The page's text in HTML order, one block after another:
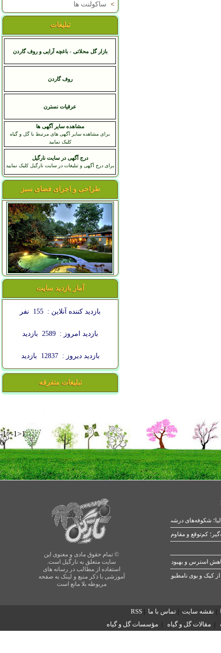
> ساکولنت ها
تبلیغات
بازار گل محلاتی - باغچه آرایی و روف گاردن
روف گاردن
عرقيات نسترن
مشاهده سایر آگهی ها
برای مشاهده سایر آگهی های مرتبط با گل و گیاه
کلیک نمایید
درج آگهی در سایت نارگیل
برای درج آگهی و تبلیغات در سایت نارگیل کلیک نمایید
طراحی و اجرای فضای سبز
آمار بازدید سایت
بازدید کننده آنلاین : 155 نفر
بازدید امروز : 2589 بازدید
بازدید دیروز : 12837 بازدید
تبلیغات متفرقه
-1>-1>1
0
© تمام حقوق مادی و معنوی این
سایت متعلق به نارگیل است.
استفاده از مطالب در رسانه های
آموزشی با ذکر منبع و لینک به صفحه
مربوطه بلا مانع است
شکوفه‌های درشت در بهار
کپک و بوی نامطبوع
| نقشه سایت | تماس با ما |
RSS
| مقالات گل و گیاه | مؤسسات گل و گیاه